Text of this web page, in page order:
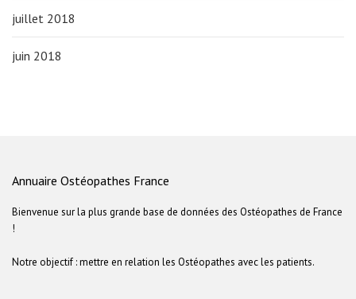
juillet 2018
juin 2018
Annuaire Ostéopathes France
Bienvenue sur la plus grande base de données des Ostéopathes de France
!
Notre objectif : mettre en relation les Ostéopathes avec les patients.